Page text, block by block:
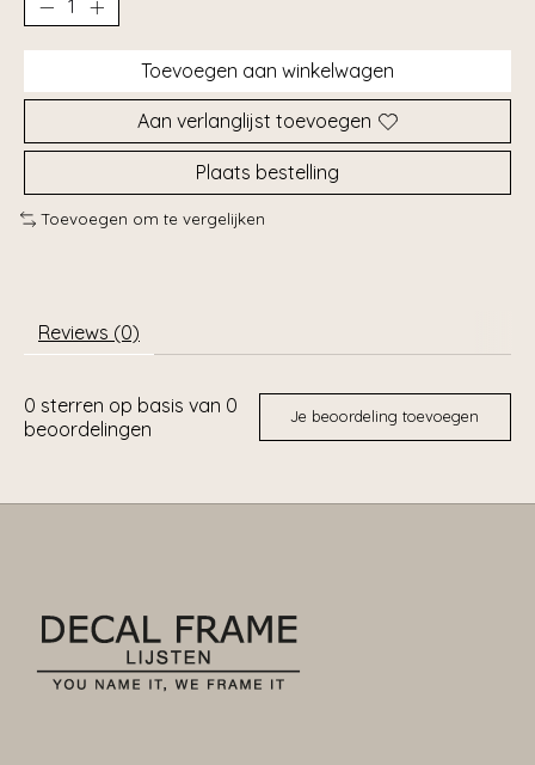
Toevoegen aan winkelwagen
Aan verlanglijst toevoegen
Plaats bestelling
Toevoegen om te vergelijken
Reviews (0)
0 sterren op basis van 0
beoordelingen
Je beoordeling toevoegen